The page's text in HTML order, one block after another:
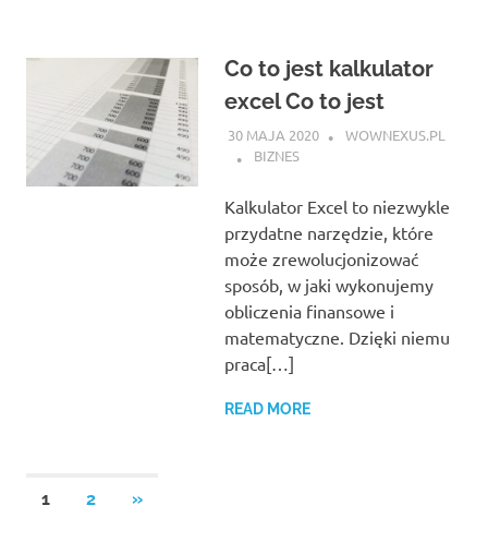
Co to jest kalkulator
excel Co to jest
30 MAJA 2020
WOWNEXUS.PL
BIZNES
Kalkulator Excel to niezwykle
przydatne narzędzie, które
może zrewolucjonizować
sposób, w jaki wykonujemy
obliczenia finansowe i
matematyczne. Dzięki niemu
praca[…]
READ MORE
Stronicowanie
1 2
NEXT
»